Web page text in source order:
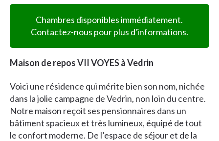
Chambres disponibles immédiatement.
Contactez-nous pour plus d'informations.
Maison de repos VII VOYES à Vedrin
Voici une résidence qui mérite bien son nom, nichée
dans la jolie campagne de Vedrin, non loin du centre.
Notre maison reçoit ses pensionnaires dans un
bâtiment spacieux et très lumineux, équipé de tout
le confort moderne. De l’espace de séjour et de la